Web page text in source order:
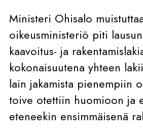
Ministeri Ohisalo
oikeusministeriö piti
kaavoitus- ja
kokonaisuutena yhteen
lain jakamista pienempiin
toive otettiin huomioon ja
eteneekin ensimmäisenä